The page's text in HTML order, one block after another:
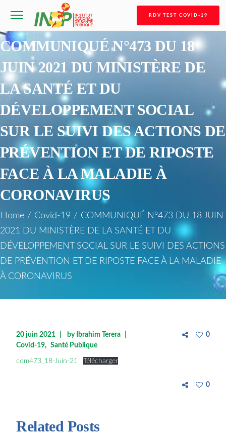
RDV TEST COVID-19
COMMUNIQUÉ N°473 DU 18
JUIN 2021 DU MINISTÈRE DE
LA SANTÉ ET DU
DÉVELOPPEMENT SOCIAL
SUR LE SUIVI DES ACTIONS DE
PRÉVENTION ET DE RIPOSTE
FACE À LA MALADIE À
CORONAVIRUS
Home / Covid-19 / COMMUNIQUÉ N°473 DU 18 JUIN
2021 DU MINISTÈRE DE LA SANTÉ ET DU
DÉVELOPPEMENT SOCIAL SUR LE SUIVI DES ACTIONS
DE PRÉVENTION ET DE RIPOSTE FACE À LA MALADIE
À CORONAVIRUS
20 juin 2021 by Ibrahim Terera
Covid-19
Santé Publique
0
com473_18-Juin-21 Télécharger
0
Related Posts